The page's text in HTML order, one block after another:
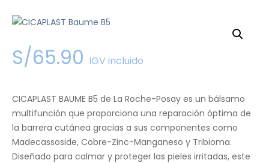
S/65.90 IGV incluido
CICAPLAST BAUME B5 de La Roche-Posay es un bálsamo
multifunción que proporciona una reparación óptima de
la barrera cutánea gracias a sus componentes como
Madecassoside, Cobre-Zinc-Manganeso y Tribioma.
Diseñado para calmar y proteger las pieles irritadas, este